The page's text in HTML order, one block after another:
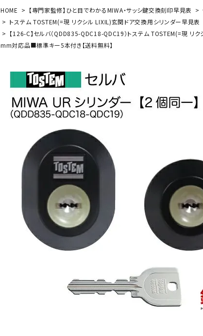
HOME 【専門家監修】ひと目でわかるMIWA・サッシ鍵交換刻印早見表
トステム TOSTEM(=現 リクシル LIXIL)玄関ドア交換用シリンダー早見表
【126-C】セルバ（QDD835-QDC18-QDC19）トステム TOSTEM(=現
mm対応品■標準キー5本付き【送料無料】